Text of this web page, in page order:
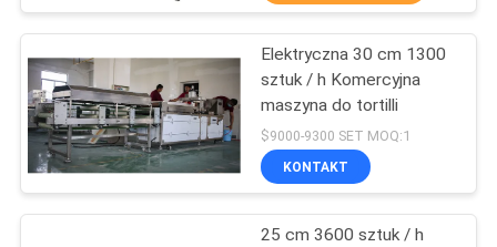
FABRYCE
KONTROLA
JAKOŚCI
SKONTAKTUJ
Linia do produkcji
przecierów
owocowych
Elektryczna 30 cm 1300
sztuk / h Komercyjna
maszyna do tortilli
$9000-9300 SET MOQ:1
KONTAKT
25 cm 3600 sztuk / h